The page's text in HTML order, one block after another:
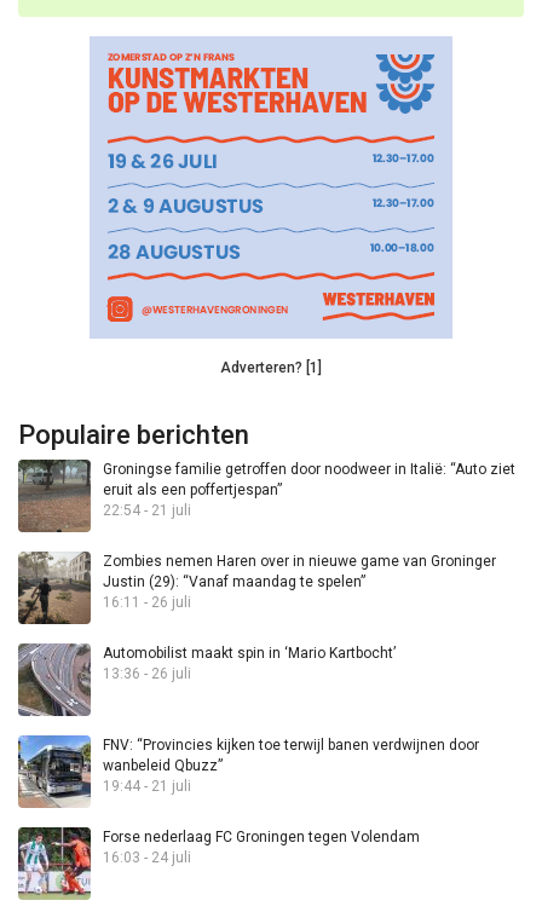
Adverteren? [1]
Populaire berichten
Groningse familie getroffen door noodweer in Italië: “Auto ziet
eruit als een poffertjespan”
22:54 - 21 juli
Zombies nemen Haren over in nieuwe game van Groninger
Justin (29): “Vanaf maandag te spelen”
16:11 - 26 juli
Automobilist maakt spin in ‘Mario Kartbocht’
13:36 - 26 juli
FNV: “Provincies kijken toe terwijl banen verdwijnen door
wanbeleid Qbuzz”
19:44 - 21 juli
Forse nederlaag FC Groningen tegen Volendam
16:03 - 24 juli